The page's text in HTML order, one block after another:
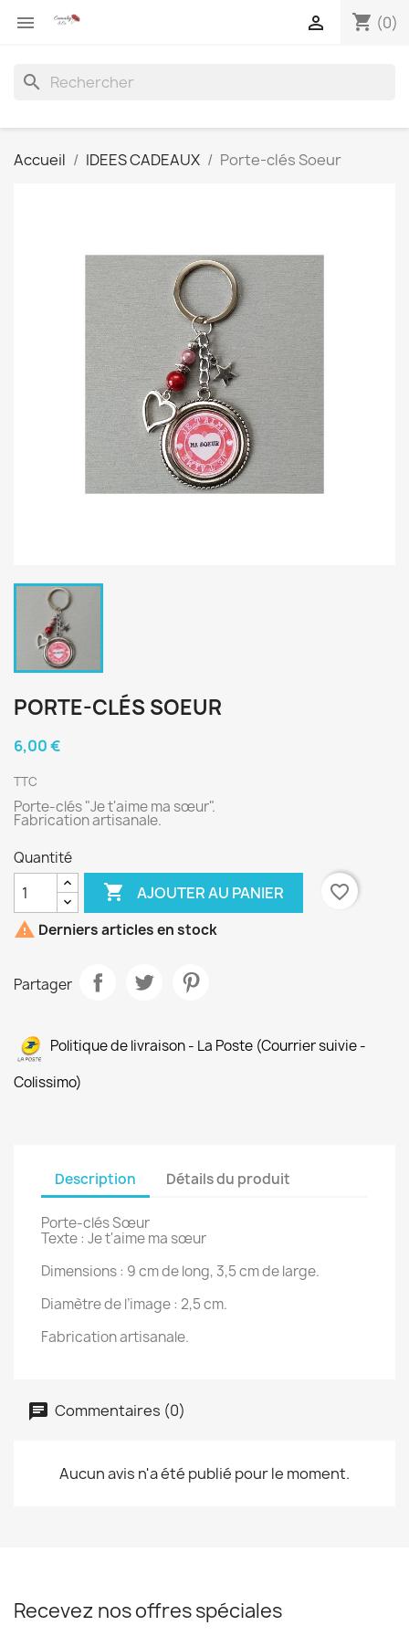
 shopping_cart (0)

search
Accueil IDEES CADEAUX Porte-clés Soeur
PORTE-CLÉS SOEUR
6,00 €
TTC
Porte-clés "Je t'aime ma sœur".
Fabrication artisanale.
Quantité
 AJOUTER AU PANIER
favorite_border
 Derniers articles en stock
Partager
Politique de livraison - La Poste (Courrier suivie -
Colissimo)
Description Détails du produit
Porte-clés Sœur
Texte : Je t'aime ma sœur
Dimensions : 9 cm de long, 3,5 cm de large.
Diamètre de l’image : 2,5 cm.
Fabrication artisanale.
Commentaires (0)
Aucun avis n'a été publié pour le moment.
Recevez nos offres spéciales